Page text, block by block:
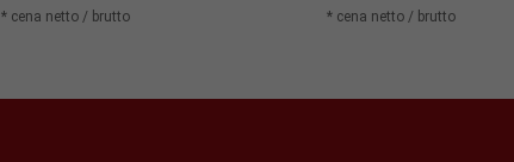
* cena netto / brutto * cena netto / brutto